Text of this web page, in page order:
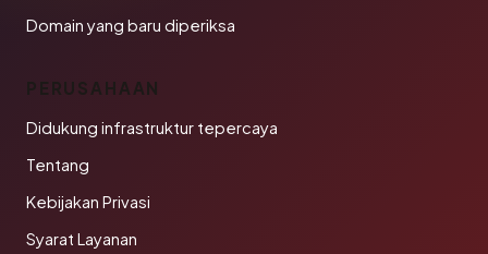
Domain yang baru diperiksa
PERUSAHAAN
Didukung infrastruktur tepercaya
Tentang
Kebijakan Privasi
Syarat Layanan